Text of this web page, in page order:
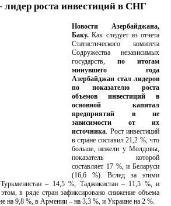
лидер роста инвестиций в СНГ
Новости Азербайджана,
Баку. Как следует из отчета
Статистического комитета
Содружества независимых
государств, по итогам
минувшего года
Азербайджан стал лидеров
по показателю роста
объемов инвестиций в
основной капитал
предприятий в не
зависимости от их
источника. Рост инвестиций
в стране составил 21,2 %, что
больше, нежели у Молдовы,
показатель которой
составляет 17 %, и Беларуси
(16,6 %). Вслед за этими
– 14,5 %, Таджикистан – 11,5 %, и
в ряде стран зафиксировано снижение объема
на 9,8 %, в Армении – на 3,3 %, и Украине на 2 %.